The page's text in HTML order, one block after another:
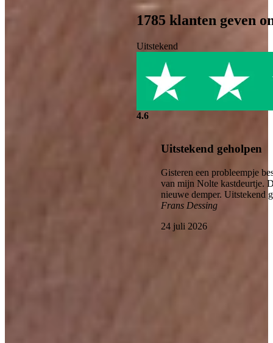
1785 klanten geven
Uitstekend
4.6
Uitstekend geholpen
Gisteren een probleempje
van mijn Nolte kastdeurtje.
nieuwe demper. Uitstekend
Frans Dessing
24 juli 2026